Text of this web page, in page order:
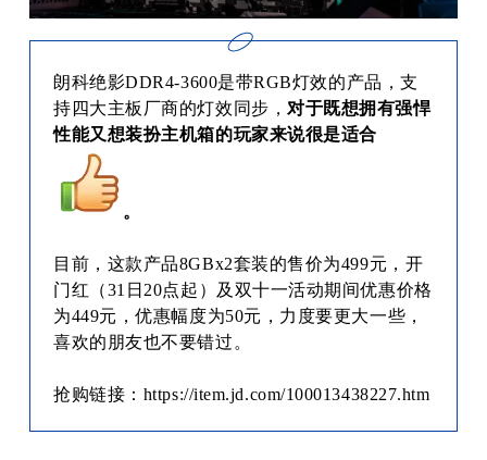
朗科绝影DDR4-3600是带RGB灯效的产品，支
持四大主板厂商的灯效同步， 对于既想拥有强悍
性能又想装扮主机箱的玩家来说很是适合
。
目前，这款产品8GBx2套装的售价为499元，开
门红（31日20点起）及双十一活动期间优惠价格
为449元，优惠幅度为50元，力度要更大一些，
喜欢的朋友也不要错过。
抢购链接：https://item.jd.com/100013438227.htm